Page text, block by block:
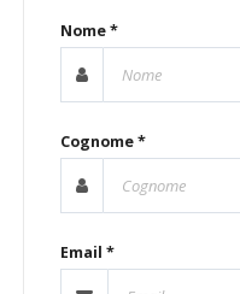
Nome *
Cognome *
Email *